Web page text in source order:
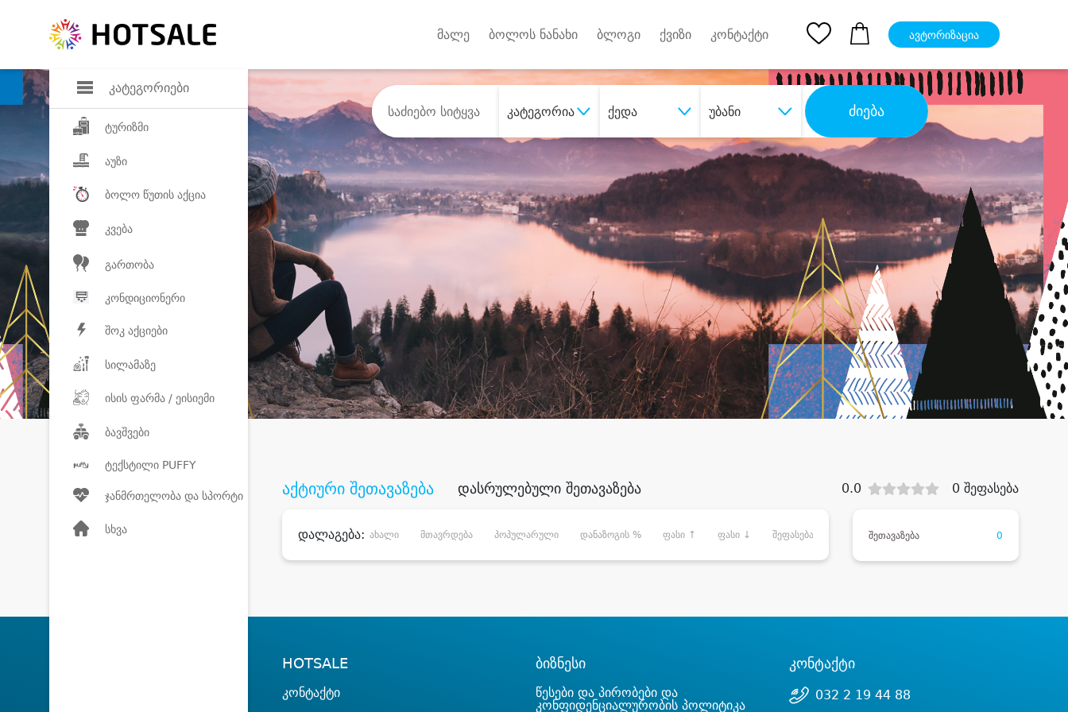
კატეგორიები
ტურიზმი
აუზი
ბოლო წუთის აქცია
კვება
გართობა
კონდიციონერი
შოკ აქციები
სილამაზე
ისის ფარმა / ეისიემი
ბავშვები
ტექსტილი PUFFY
ჯანმრთელობა და სპორტი
სხვა
მალე ბოლოს ნანახი ბლოგი ქვიზი კონტაქტი ავტორიზაცია
კატეგორია ქედა უბანი ძიება
შეიძინესასურველი მომსახურება დიდი დანაზოგით
აქტიური შეთავაზება დასრულებული შეთავაზება 0.0 0 შეფასება
დალაგება: ახალი მთავრდება პოპულარული დანაზოგის % ფასი ↑ ფასი ↓ შეფასება შეთავაზება 0
HOTSALE
კონტაქტი
ბიზნესი
წესები და პირობები და
კონფიდენციალურობის პოლიტიკა
კონტაქტი
032 2 19 44 88